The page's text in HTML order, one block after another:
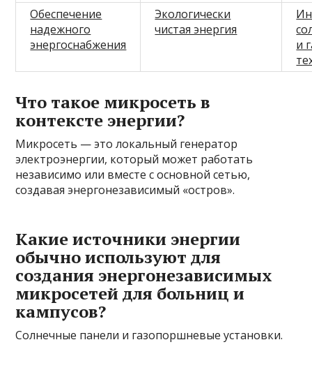
Обеспечение
надежного
энергоснабжения
Экологически
чистая энергия
и
Что такое микросеть в
контексте энергии?
Микросеть — это локальный генератор
электроэнергии, который может работать
независимо или вместе с основной сетью,
создавая энергонезависимый «остров».
Какие источники энергии
обычно используют для
создания энергонезависимых
микросетей для больниц и
кампусов?
Солнечные панели и газопоршневые установки.